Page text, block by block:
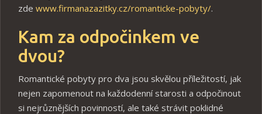
zde www.firmanazazitky.cz/romanticke-pobyty/.
Kam za odpočinkem ve
dvou?
Romantické pobyty pro dva jsou skvělou příležitostí, jak
nejen zapomenout na každodenní starosti a odpočinout
si nejrůznějších povinností, ale také strávit poklidné